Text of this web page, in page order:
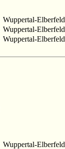
Wuppertal-Elberfeld
Wuppertal-Elberfeld
Wuppertal-Elberfeld
Wuppertal-Elberfeld